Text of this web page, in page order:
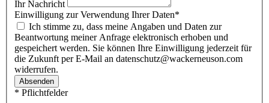
Ihr Nachricht
Einwilligung zur Verwendung Ihrer Daten*
Beantwortung meiner Anfrage elektronisch erhoben und
gespeichert werden. Sie können Ihre Einwilligung jederzeit für
die Zukunft per E-Mail an datenschutz@wackerneuson.com
widerrufen.
Absenden
* Pflichtfelder